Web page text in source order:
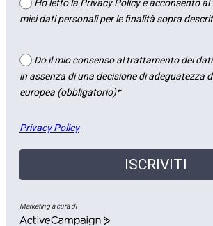
Ho letto la Privacy Policy e acconsento
miei dati personali per le finalità sopra
Do il mio consenso al trattamento dei dati
in assenza di una decisione di adeguatezza
europea (obbligatorio)*
Privacy Policy
ISCRIVITI
Marketing a cura di
ActiveCampaign